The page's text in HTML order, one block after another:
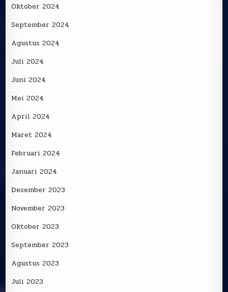
Oktober 2024
September 2024
Agustus 2024
Juli 2024
Juni 2024
Mei 2024
April 2024
Maret 2024
Februari 2024
Januari 2024
Desember 2023
November 2023
Oktober 2023
September 2023
Agustus 2023
Juli 2023